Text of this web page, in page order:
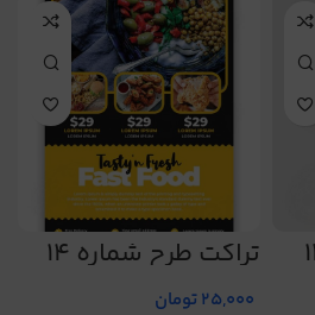
تراکت طرح شماره 14
25,000تومان